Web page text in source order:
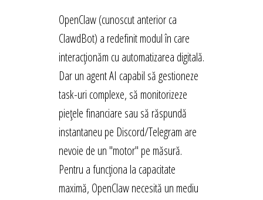
OpenClaw (cunoscut anterior ca
ClawdBot) a redefinit modul în care
interacționăm cu automatizarea digitală.
Dar un agent AI capabil să gestioneze
task-uri complexe, să monitorizeze
piețele financiare sau să răspundă
instantaneu pe Discord/Telegram are
nevoie de un "motor" pe măsură.
Pentru a funcționa la capacitate
maximă, OpenClaw necesită un mediu